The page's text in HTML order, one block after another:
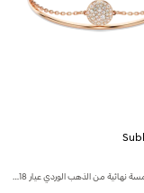
لون أبيض، لمسة نهائية من الذهب الوردي عيار 18 قيراط